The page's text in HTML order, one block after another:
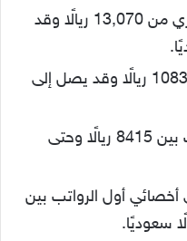
يبدأ راتب الصيدلي الاستشاري من 13,070 ريالًا وقد
يبدأ راتب صيدلي أول من 10830 ريالًا وقد يصل إلى
يتراوح راتب أخصائي الرواتب بين 8415 ريالًا وحتى
أخصائي أول الرواتب بين